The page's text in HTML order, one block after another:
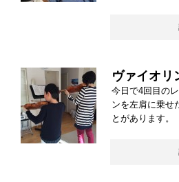
ヴァイオリ
今日で4回目の
ンを左肩に乗せ
とがあります。